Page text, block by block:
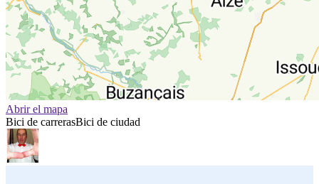
Abrir el mapa
Bici de carrerasBici de ciudad